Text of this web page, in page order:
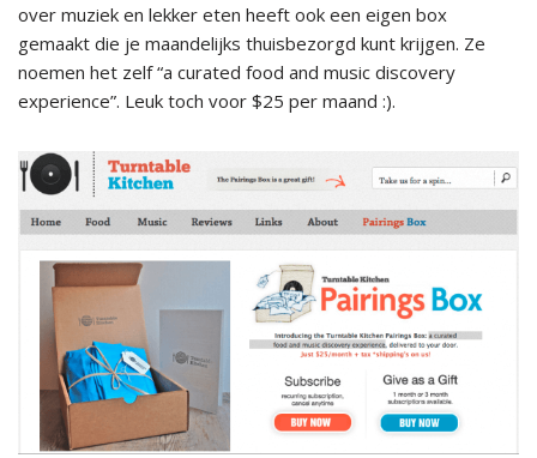
over muziek en lekker eten heeft ook een eigen box
gemaakt die je maandelijks thuisbezorgd kunt krijgen. Ze
noemen het zelf “a curated food and music discovery
experience”. Leuk toch voor $25 per maand :).